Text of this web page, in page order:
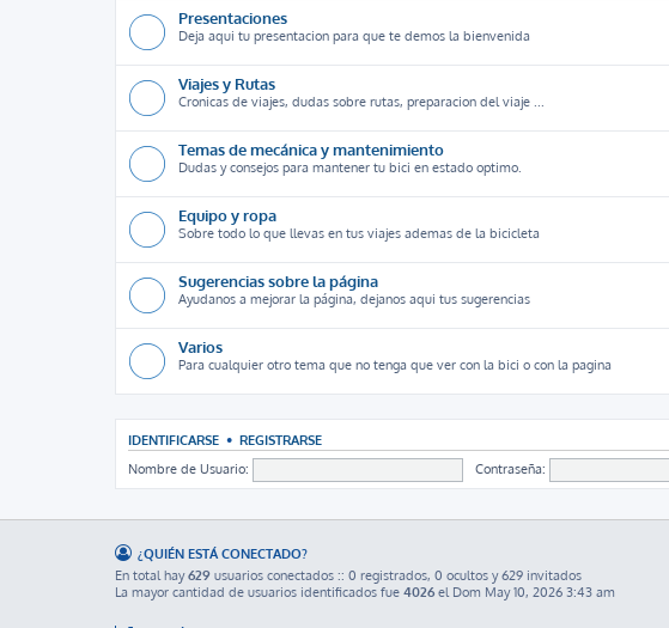
Presentaciones
Deja aqui tu presentacion para que te demos la bienvenida
Viajes y Rutas
Cronicas de viajes, dudas sobre rutas, preparacion del viaje ...
Temas de mecánica y mantenimiento
Dudas y consejos para mantener tu bici en estado optimo.
Equipo y ropa
Sobre todo lo que llevas en tus viajes ademas de la bicicleta
Sugerencias sobre la página
Ayudanos a mejorar la página, dejanos aqui tus sugerencias
Varios
Para cualquier otro tema que no tenga que ver con la bici o con la pagina
IDENTIFICARSE • REGISTRARSE
Nombre de Usuario: Contraseña:
¿QUIÉN ESTÁ CONECTADO?
En total hay629 usuarios conectados :: 0 registrados, 0 ocultos y 629 invitados
La mayor cantidad de usuarios identificados fue 4026 el Dom May 10, 2026 3:43 am